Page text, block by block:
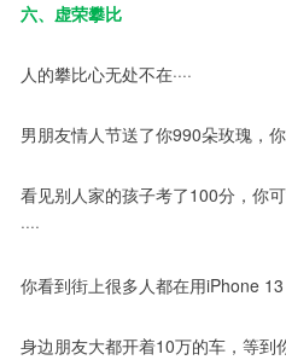
六、虚荣攀比
人的攀比心无处不在····
男朋友情人节送了你990朵玫瑰，
看见别人家的孩子考了100分，你
····
你看到街上很多人都在用iPhone
身边朋友大都开着10万的车，等到